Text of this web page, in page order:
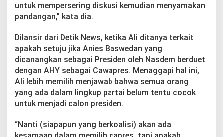
untuk mempersering diskusi kemudian menyamakan
pandangan,” kata dia.
Dilansir dari Detik News, ketika Ali ditanya terkait
apakah setuju jika Anies Baswedan yang
dicanangkan sebagai Presiden oleh Nasdem berduet
dengan AHY sebagai Cawapres. Menaggapi hal ini,
Ali lebih memilih menjawab bahwa semua orang
yang ada dalam lingkup partai belum tentu cocok
untuk menjadi calon presiden.
“Nanti (siapapun yang berkoalisi) akan ada
kesamaan dalam memilih capres, tapi apakah